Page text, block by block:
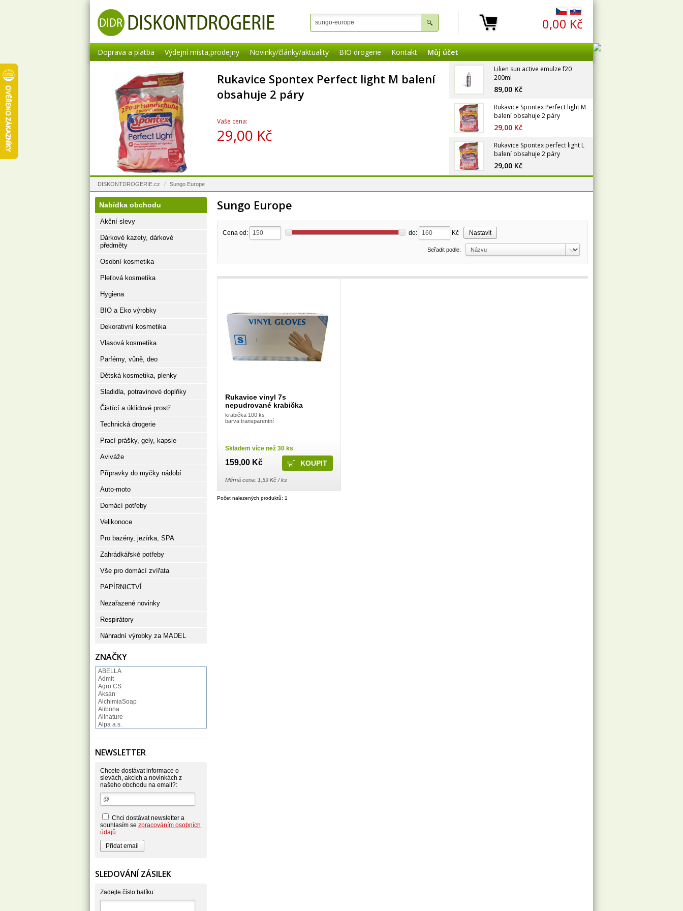
0,00 Kč
Doprava a platba Výdejní místa,prodejny Novinky/články/aktuality BIO drogerie Kontakt Můj účet
Rukavice Spontex Perfect light M balení
obsahuje 2 páry
Vaše cena:
29,00 Kč
Lilien sun active emulze f20
200ml
89,00 Kč
Rukavice Spontex Perfect light M
balení obsahuje 2 páry
29,00 Kč
Rukavice Spontex perfect light L
balení obsahuje 2 páry
29,00 Kč
DISKONTDROGERIE.cz / Sungo Europe
Sungo Europe
Cena od: do: Kč
Seřadit podle:
Rukavice vinyl 7s
nepudrované krabička
krabička 100 ks
barva transparentní
Skladem více než 30 ks
159,00 Kč
Měrná cena: 1,59 Kč / ks
Počet nalezených produktů: 1
Nabídka obchodu
Akční slevy
Dárkové kazety, dárkové
předměty
Osobní kosmetika
Pleťová kosmetika
Hygiena
BIO a Eko výrobky
Dekorativní kosmetika
Vlasová kosmetika
Parfémy, vůně, deo
Dětská kosmetika, plenky
Sladidla, potravinové doplňky
Čistící a úklidové prostř.
Technická drogerie
Prací prášky, gely, kapsle
Aviváže
Přípravky do myčky nádobí
Auto-moto
Domácí potřeby
Velikonoce
Pro bazény, jezírka, SPA
Zahrádkářské potřeby
Vše pro domácí zvířata
PAPÍRNICTVÍ
Nezařazené novinky
Respirátory
Náhradní výrobky za MADEL
ZNAČKY
ABELLA
Admit
Agro CS
Aksan
AlchimiaSoap
Alibona
Allnature
Alpa a.s.
Alufix
Astonish
Atlantic
AutoMax Group
Axcentive
BaL
Bateria
Beauty Lille
Beiersdorf - Nivea
Bella
Benkor
BERGEN S. R. L.
Bettina Barty
Bio-repel
Bioclean
Biolit
BIOM s.r.o.
NEWSLETTER
Chcete dostávat informace o
slevách, akcích a novinkách z
našeho obchodu na email?:
Chci dostávat newsletter a
souhlasím se zpracováním osobních
údajů
SLEDOVÁNÍ ZÁSILEK
Zadejte číslo balíku: